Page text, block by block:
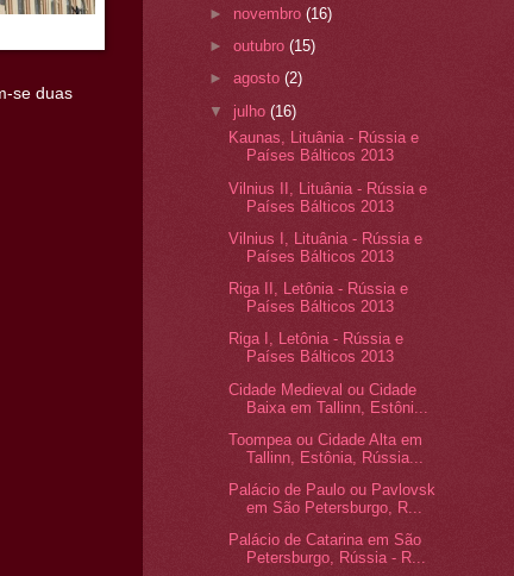
se duas
► novembro(16)
►outubro(15)
►agosto(2)
▼ julho(16)
Kaunas, Lituânia - Rússia e
Países Bálticos 2013
Vilnius II, Lituânia - Rússia e
Países Bálticos 2013
Vilnius I, Lituânia - Rússia e
Países Bálticos 2013
Riga II, Letônia - Rússia e
Países Bálticos 2013
Riga I, Letônia - Rússia e
Países Bálticos 2013
Cidade Medieval ou Cidade
Baixa em Tallinn, Estôni...
Toompea ou Cidade Alta em
Tallinn, Estônia, Rússia...
Palácio de Paulo ou Pavlovsk
em São Petersburgo, R...
Palácio de Catarina em São
Petersburgo, Rússia - R...